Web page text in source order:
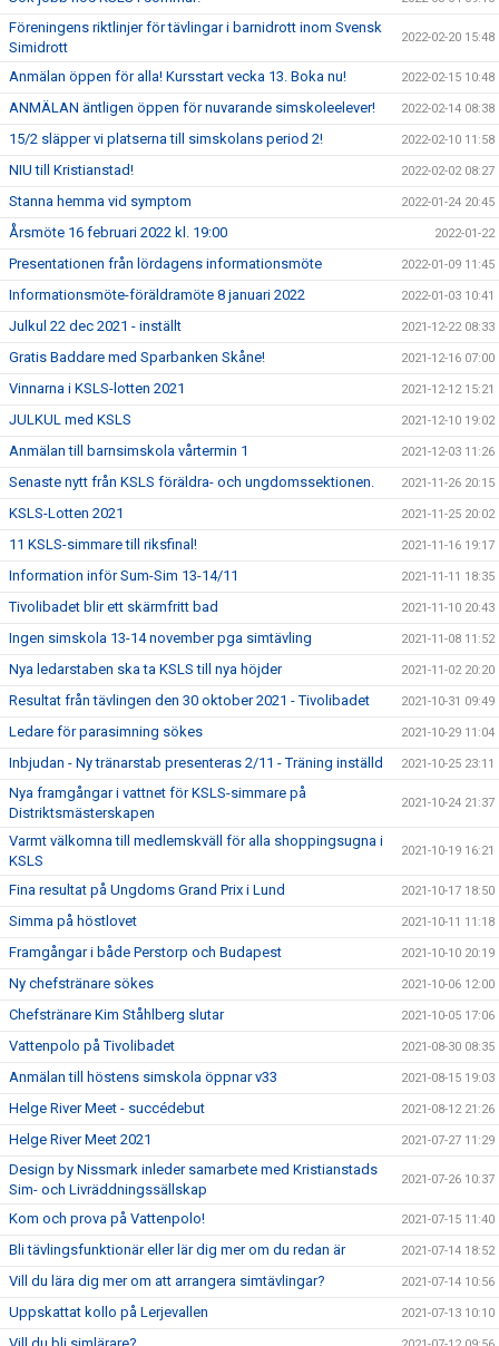
Föreningens riktlinjer för tävlingar i barnidrott inom Svensk
Simidrott
2022-02-20 15:48
Anmälan öppen för alla! Kursstart vecka 13. Boka nu! 2022-02-15 10:48
ANMÄLAN äntligen öppen för nuvarande simskoleelever! 2022-02-14 08:38
15/2 släpper vi platserna till simskolans period 2! 2022-02-10 11:58
NIU till Kristianstad! 2022-02-02 08:27
Stanna hemma vid symptom 2022-01-24 20:45
Årsmöte 16 februari 2022 kl. 19:00 2022-01-22
Presentationen från lördagens informationsmöte 2022-01-09 11:45
Informationsmöte-föräldramöte 8 januari 2022 2022-01-03 10:41
Julkul 22 dec 2021 - inställt 2021-12-22 08:33
Gratis Baddare med Sparbanken Skåne! 2021-12-16 07:00
Vinnarna i KSLS-lotten 2021 2021-12-12 15:21
JULKUL med KSLS 2021-12-10 19:02
Anmälan till barnsimskola vårtermin 1 2021-12-03 11:26
Senaste nytt från KSLS föräldra- och ungdomssektionen. 2021-11-26 20:15
KSLS-Lotten 2021 2021-11-25 20:02
11 KSLS-simmare till riksfinal! 2021-11-16 19:17
Information inför Sum-Sim 13-14/11 2021-11-11 18:35
Tivolibadet blir ett skärmfritt bad 2021-11-10 20:43
Ingen simskola 13-14 november pga simtävling 2021-11-08 11:52
Nya ledarstaben ska ta KSLS till nya höjder 2021-11-02 20:20
Resultat från tävlingen den 30 oktober 2021 - Tivolibadet 2021-10-31 09:49
Ledare för parasimning sökes 2021-10-29 11:04
Inbjudan - Ny tränarstab presenteras 2/11 - Träning inställd 2021-10-25 23:11
Nya framgångar i vattnet för KSLS-simmare på
Distriktsmästerskapen
2021-10-24 21:37
Varmt välkomna till medlemskväll för alla shoppingsugna i
KSLS
2021-10-19 16:21
Fina resultat på Ungdoms Grand Prix i Lund 2021-10-17 18:50
Simma på höstlovet 2021-10-11 11:18
Framgångar i både Perstorp och Budapest 2021-10-10 20:19
Ny chefstränare sökes 2021-10-06 12:00
Chefstränare Kim Ståhlberg slutar 2021-10-05 17:06
Vattenpolo på Tivolibadet 2021-08-30 08:35
Anmälan till höstens simskola öppnar v33 2021-08-15 19:03
Helge River Meet - succédebut 2021-08-12 21:26
Helge River Meet 2021 2021-07-27 11:29
Design by Nissmark inleder samarbete med Kristianstads
Sim- och Livräddningssällskap
2021-07-26 10:37
Kom och prova på Vattenpolo! 2021-07-15 11:40
Bli tävlingsfunktionär eller lär dig mer om du redan är 2021-07-14 18:52
Vill du lära dig mer om att arrangera simtävlingar? 2021-07-14 10:56
Uppskattat kollo på Lerjevallen 2021-07-13 10:10